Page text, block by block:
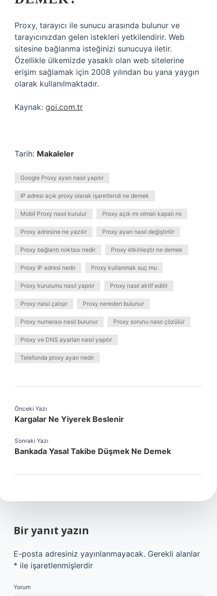
Proxy, tarayıcı ile sunucu arasında bulunur ve
tarayıcınızdan gelen istekleri yetkilendirir. Web
sitesine bağlanma isteğinizi sunucuya iletir.
Özellikle ülkemizde yasaklı olan web sitelerine
erişim sağlamak için 2008 yılından bu yana yaygın
olarak kullanılmaktadır.
Kaynak: goi.com.tr
Tarih: Makaleler
Google Proxy ayarı nasıl yapılır
IP adresi açık proxy olarak işaretlendi ne demek
Mobil Proxy nasıl kurulur Proxy açık mı olmalı kapalı mı
Proxy adresine ne yazılır Proxy ayarı nasıl değiştirilir
Proxy bağlantı noktası nedir Proxy etkinleştir ne demek
Proxy IP adresi nedir Proxy kullanmak suç mu
Proxy kurulumu nasıl yapılır Proxy nasıl aktif edilir
Proxy nasıl çalışır Proxy nereden bulunur
Proxy numarası nasıl bulunur Proxy sorunu nasıl çözülür
Proxy ve DNS ayarları nasıl yapılır
Telefonda proxy ayarı nedir
Önceki Yazı
Kargalar Ne Yiyerek Beslenir
Sonraki Yazı
Bankada Yasal Takibe Düşmek Ne Demek
Bir yanıt yazın
E-posta adresiniz yayınlanmayacak. Gerekli alanlar
* ile işaretlenmişlerdir
Yorum